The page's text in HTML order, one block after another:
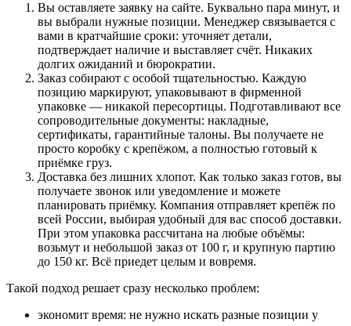
Вы оставляете заявку на сайте. Буквально пара минут, и
вы выбрали нужные позиции. Менеджер связывается с
вами в кратчайшие сроки: уточняет детали,
подтверждает наличие и выставляет счёт. Никаких
долгих ожиданий и бюрократии.
Заказ собирают с особой тщательностью. Каждую
позицию маркируют, упаковывают в фирменной
упаковке — никакой пересортицы. Подготавливают все
сопроводительные документы: накладные,
сертификаты, гарантийные талоны. Вы получаете не
просто коробку с крепёжом, а полностью готовый к
приёмке груз.
Доставка без лишних хлопот. Как только заказ готов, вы
получаете звонок или уведомление и можете
планировать приёмку. Компания отправляет крепёж по
всей России, выбирая удобный для вас способ доставки.
При этом упаковка рассчитана на любые объёмы:
возьмут и небольшой заказ от 100 г, и крупную партию
до 150 кг. Всё приедет целым и вовремя.
Такой подход решает сразу несколько проблем:
экономит время: не нужно искать разные позиции у